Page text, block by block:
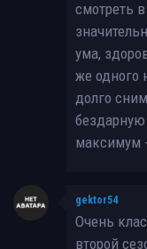
смотреть
ума,
же одного
долго
бездарную
максимум
gektor54
Очень
второй